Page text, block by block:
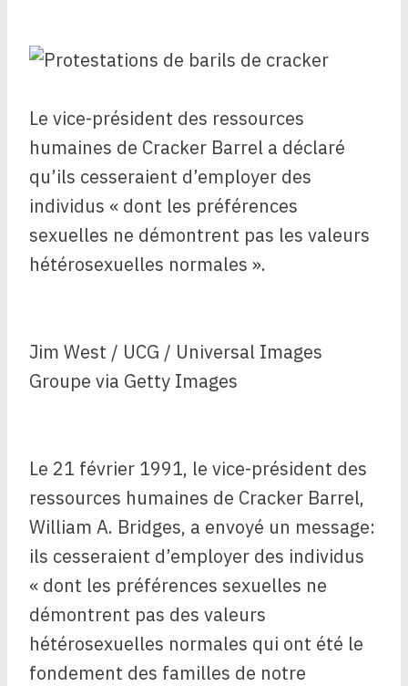
Le vice-président des ressources
humaines de Cracker Barrel a déclaré
qu’ils cesseraient d’employer des
individus « dont les préférences
sexuelles ne démontrent pas les valeurs
hétérosexuelles normales ».
Jim West / UCG / Universal Images
Groupe via Getty Images
Le 21 février 1991, le vice-président des
ressources humaines de Cracker Barrel,
William A. Bridges, a envoyé un message:
ils cesseraient d’employer des individus
« dont les préférences sexuelles ne
démontrent pas des valeurs
hétérosexuelles normales qui ont été le
fondement des familles de notre